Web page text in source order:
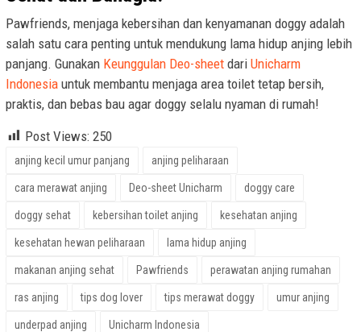
Pawfriends, menjaga kebersihan dan kenyamanan doggy adalah
salah satu cara penting untuk mendukung lama hidup anjing lebih
panjang. Gunakan Keunggulan Deo-sheet dari Unicharm
Indonesia untuk membantu menjaga area toilet tetap bersih,
praktis, dan bebas bau agar doggy selalu nyaman di rumah!
Post Views: 250
anjing kecil umur panjang anjing peliharaan
cara merawat anjing Deo-sheet Unicharm doggy care
doggy sehat kebersihan toilet anjing kesehatan anjing
kesehatan hewan peliharaan lama hidup anjing
makanan anjing sehat Pawfriends perawatan anjing rumahan
ras anjing tips dog lover tips merawat doggy umur anjing
underpad anjing Unicharm Indonesia